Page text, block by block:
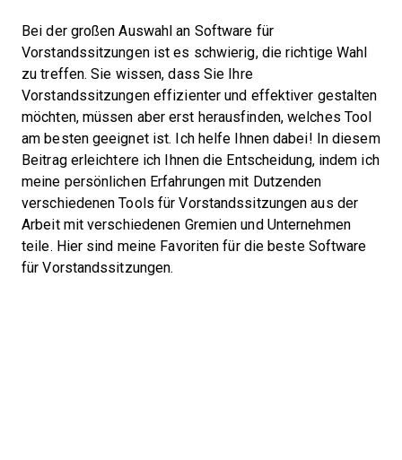
Bei der großen Auswahl an Software für
Vorstandssitzungen ist es schwierig, die richtige Wahl
zu treffen. Sie wissen, dass Sie Ihre
Vorstandssitzungen effizienter und effektiver gestalten
möchten, müssen aber erst herausfinden, welches Tool
am besten geeignet ist. Ich helfe Ihnen dabei! In diesem
Beitrag erleichtere ich Ihnen die Entscheidung, indem ich
meine persönlichen Erfahrungen mit Dutzenden
verschiedenen Tools für Vorstandssitzungen aus der
Arbeit mit verschiedenen Gremien und Unternehmen
teile. Hier sind meine Favoriten für die beste Software
für Vorstandssitzungen.